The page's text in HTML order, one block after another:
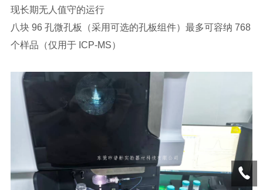
现长期无人值守的运行
八块 96 孔微孔板（采用可选的孔板组件）最多可容纳 768
个样品（仅用于 ICP-MS）